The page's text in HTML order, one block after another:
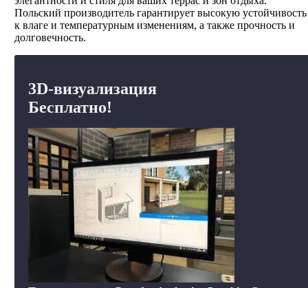
Польский производитель гарантирует высокую устойчивость
к влаге и температурным изменениям, а также прочность и
долговечность.
3D-визуализация
Бесплатно!